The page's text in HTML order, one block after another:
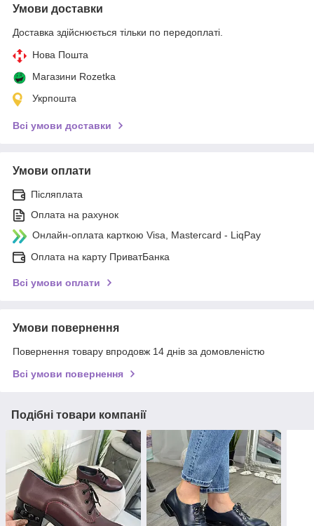
Умови доставки
Доставка здійснюється тільки по передоплаті.
Нова Пошта
Магазини Rozetka
Укрпошта
Всі умови доставки
Умови оплати
Післяплата
Оплата на рахунок
Онлайн-оплата карткою Visa, Mastercard - LiqPay
Оплата на карту ПриватБанка
Всі умови оплати
Умови повернення
Повернення товару впродовж 14 днів за домовленістю
Всі умови повернення
Подібні товари компанії